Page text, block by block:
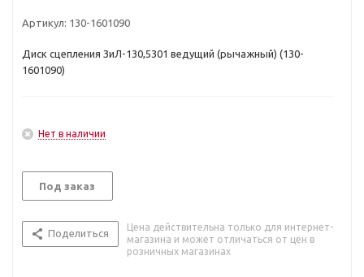
Артикул: 130-1601090
Диск сцепления ЗиЛ-130,5301 ведущий (рычажный) (130-
1601090)
Нет в наличии
Под заказ
Поделиться
Цена действительна только для интернет-
магазина и может отличаться от цен в
розничных магазинах